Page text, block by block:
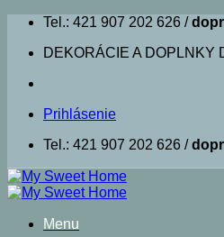
Skip
content
Tel.: 421 907 202 626 /
DEKORÁCIE A DOPLNKY
Prihlásenie
Tel.: 421 907 202 626 /
Menu